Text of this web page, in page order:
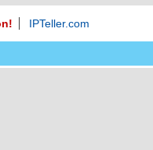
IPTeller.com